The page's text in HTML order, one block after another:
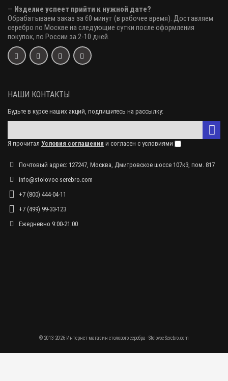
— Изделие успеет прийти к нужной дате?
Обрабатываем заказ за 60 минут (в рабочее время). Доставляем
серебро по Москве на следующие сутки после оформления
покупок, по России за 2-10 дней.
НАШИ КОНТАКТЫ
Будьте в курсе наших акций, подпишитесь на рассылку:
Я прочитал Условия соглашения и согласен с условиями
Почтовый адрес: 127247, Москва, Дмитровское шоссе 107к3, пом. 817
info@stolovoe-serebro.com
+7 (800) 444-04-11
+7 (499) 99-33-123
Ежедневно 9:00-21:00
© 2013-2026 Интернет-магазин столового серебра - Stolovoe-Serebro.com